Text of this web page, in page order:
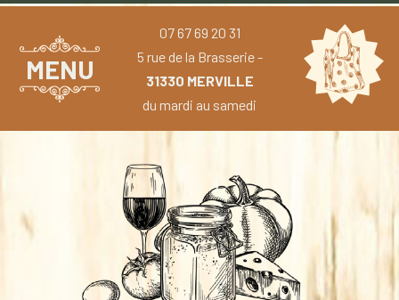
MENU
07 67 69 20 31
5 rue de la Brasserie -
31330 MERVILLE
du mardi au samedi